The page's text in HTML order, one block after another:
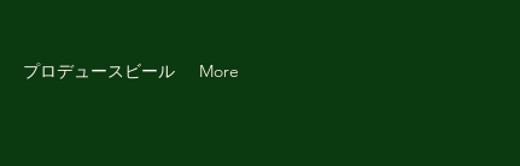
プロデュースビール More